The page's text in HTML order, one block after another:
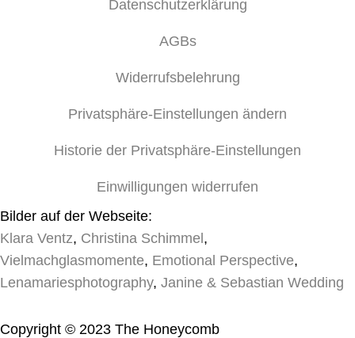
Datenschutzerklärung
AGBs
Widerrufsbelehrung
Privatsphäre-Einstellungen ändern
Historie der Privatsphäre-Einstellungen
Einwilligungen widerrufen
Bilder auf der Webseite:
Klara Ventz, Christina Schimmel,
Vielmachglasmomente, Emotional Perspective,
Lenamariesphotography, Janine & Sebastian Wedding
Copyright © 2023 The Honeycomb